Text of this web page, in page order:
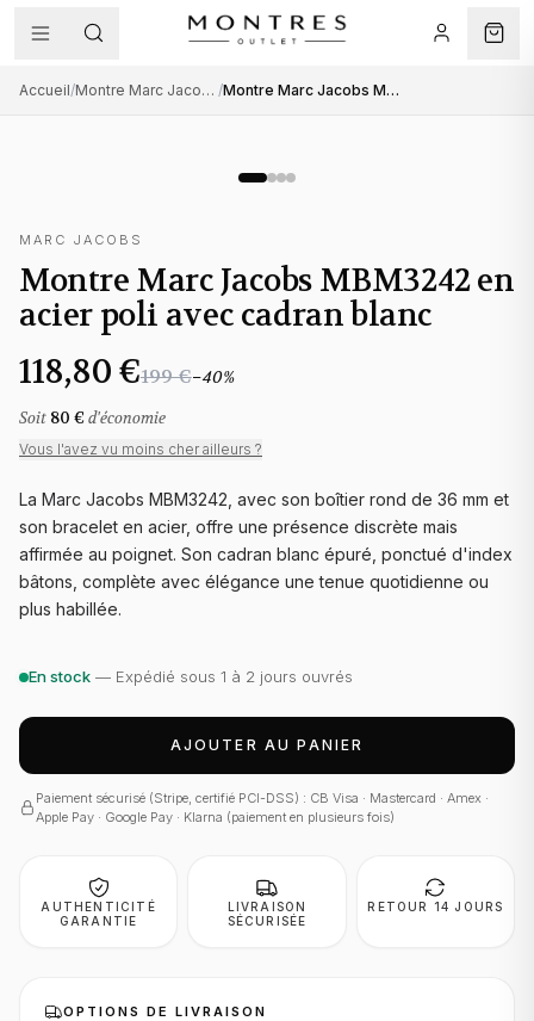
Accueil/ Montre Marc Jacobs femme / Montre Marc Jacobs MBM3242 en acier poli avec cadran blanc
MARC JACOBS
Montre Marc Jacobs MBM3242 en
acier poli avec cadran blanc
118,80 €199 €−40%
Soit 80 € d'économie
Vous l'avez vu moins cher ailleurs ?
La Marc Jacobs MBM3242, avec son boîtier rond de 36 mm et
son bracelet en acier, offre une présence discrète mais
affirmée au poignet. Son cadran blanc épuré, ponctué d'index
bâtons, complète avec élégance une tenue quotidienne ou
plus habillée.
En stock — Expédié sous 1 à 2 jours ouvrés
AJOUTER AU PANIER
Paiement sécurisé (Stripe, certifié PCI-DSS) : CB Visa · Mastercard · Amex ·
Apple Pay · Google Pay · Klarna (paiement en plusieurs fois)
AUTHENTICITÉ
GARANTIE
LIVRAISON
SÉCURISÉE
RETOUR 14 JOURS
OPTIONS DE LIVRAISON